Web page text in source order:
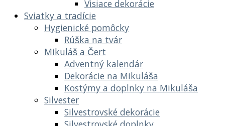
Visiace dekorácie
Sviatky a tradície
Hygienické pomôcky
Rúška na tvár
Mikuláš a Čert
Adventný kalendár
Dekorácie na Mikuláša
Kostýmy a doplnky na Mikuláša
Silvester
Silvestrovské dekorácie